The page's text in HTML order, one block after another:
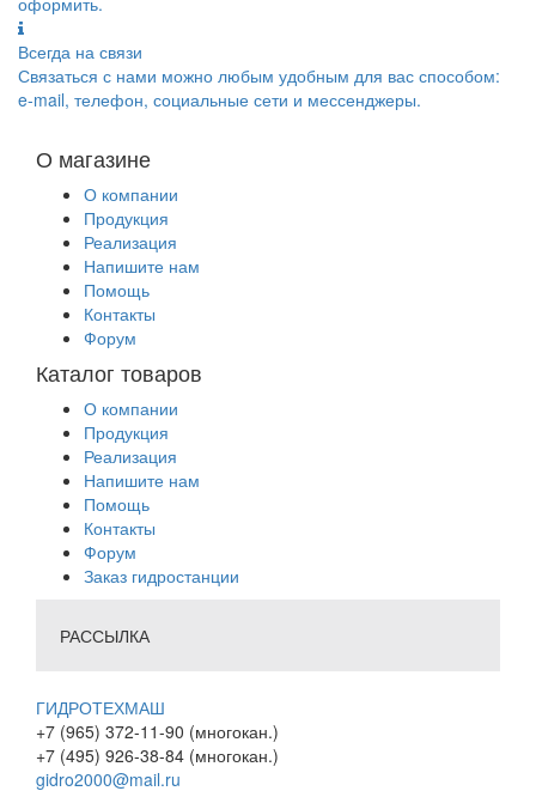
Всегда на связи
Связаться с нами можно любым удобным для вас способом:
e-mail, телефон, социальные сети и мессенджеры.
О магазине
О компании
Продукция
Реализация
Напишите нам
Помощь
Контакты
Форум
Каталог товаров
О компании
Продукция
Реализация
Напишите нам
Помощь
Контакты
Форум
Заказ гидростанции
РАССЫЛКА
ГИДРОТЕХМАШ
+7 (965) 372-11-90 (многокан.)
+7 (495) 926-38-84 (многокан.)
gidro2000@mail.ru